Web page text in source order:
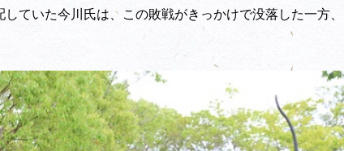
ていた今川氏は、この敗戦がきっかけで没落した一方、